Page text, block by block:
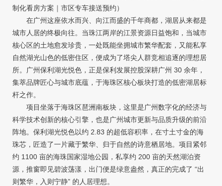
制化看房方案｜市区专车接送预约）
在广州这座依水而兴、向江而盛的千年商都，湖居从来都是
城市人居的终极向往。当珠江两岸的江景资源日益饱和，当城市
核心区的土地愈发珍贵，一处既能坐拥城市繁华配套，又能私享
自然湖光山色的低密住区，便成为了塔尖人群竞相追逐的理想居
所。广州保利湖光悦色，正是保利发展控股深耕广州 30 余年，
集萃品牌匠心与城市底蕴，于海珠区核心板块打造的低密湖居标
杆之作。
项目坐落于海珠区琶洲南板块，这里是广州数字化的经济与
科学技术创新的核心引擎，也是广州城市更新与品质升级的前沿
阵地。保利湖光悦色以约 2.83 的超低容积率，在寸土寸金的海
珠芯，匠造了一片藏于繁华、归于自然的诗意栖居地。项目紧邻
约 1100 亩的海珠国家湿地公园，私享约 200 亩的天然湖泊资
源，推窗即见碧波荡漾，出门便是绿意盎然，真正的完成了 “出
则繁华，入则宁静” 的人居理想。